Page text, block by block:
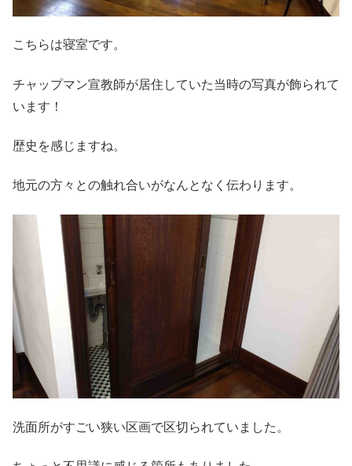
こちらは寝室です。
チャップマン宣教師が居住していた当時の写真が飾られて
います！
歴史を感じますね。
地元の方々との触れ合いがなんとなく伝わります。
洗面所がすごい狭い区画で区切られていました。